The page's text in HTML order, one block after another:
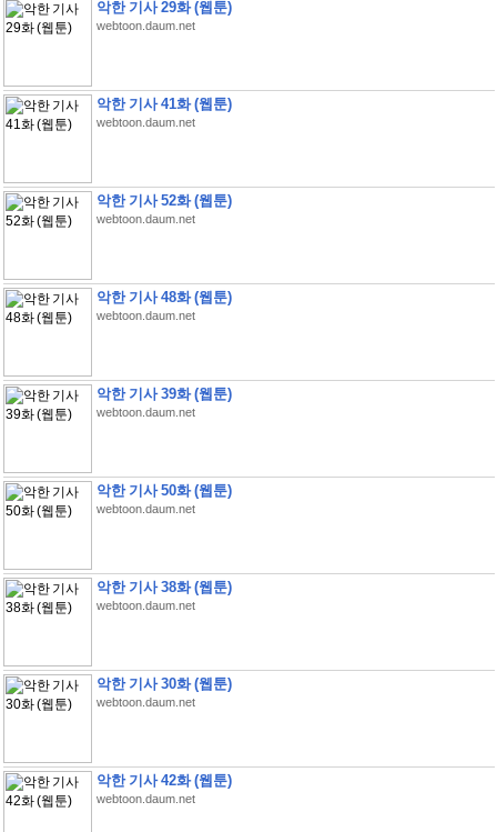
악한 기사 29화 (웹툰)
webtoon.daum.net
악한 기사 41화 (웹툰)
webtoon.daum.net
악한 기사 52화 (웹툰)
webtoon.daum.net
악한 기사 48화 (웹툰)
webtoon.daum.net
악한 기사 39화 (웹툰)
webtoon.daum.net
악한 기사 50화 (웹툰)
webtoon.daum.net
악한 기사 38화 (웹툰)
webtoon.daum.net
악한 기사 30화 (웹툰)
webtoon.daum.net
악한 기사 42화 (웹툰)
webtoon.daum.net